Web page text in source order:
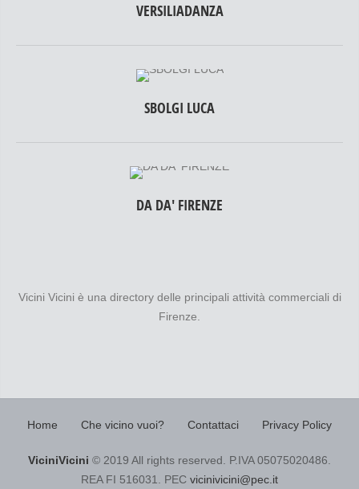
VERSILIADANZA
SBOLGI LUCA
DA DA' FIRENZE
Vicini Vicini è una directory delle principali attività commerciali di
Firenze.
Home Che vicino vuoi? Contattaci Privacy Policy
ViciniVicini © 2019 All rights reserved. P.IVA 05075020486.
REA FI 516031. PEC vicinivicini@pec.it